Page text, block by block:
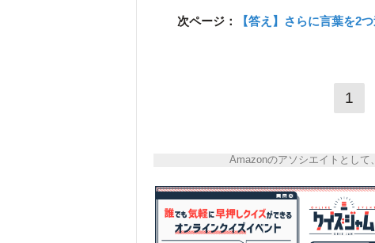
次ページ： 【答え】さらに言葉を2
1
Amazonのアソシエイトとして